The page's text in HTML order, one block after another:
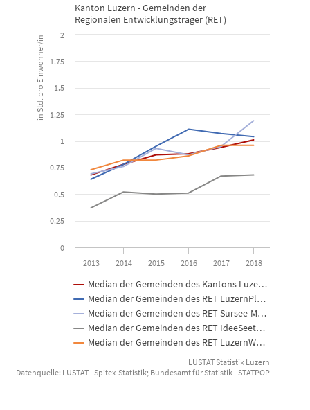
Spitexleistungsstunden seit 2013
Line chart with 5 lines.
Kanton Luzern - Gemeinden der Regionalen Entwicklungsträger
View as data table, Spitexleistungsstunden seit 2013
The chart has 1 X axis displaying categories.
The chart has 1 Y axis displaying in Std. pro Einwohner/in. Data
in Std. pro Einwohner/in
Kanton Luzern - Gemeinden der
Regionalen Entwicklungsträger (RET)
Median der Gemeinden des Kantons Luze…
Median der Gemeinden des RET LuzernPl…
Median der Gemeinden des RET Sursee-M…
Median der Gemeinden des RET IdeeSeet…
Median der Gemeinden des RET LuzernW…
2013 2014 2015 2016 2017 2018
0
0.25
0.5
0.75
1
1.25
1.5
1.75
2
LUSTAT Statistik Luzern
Datenquelle: LUSTAT - Spitex-Statistik; Bundesamt für Statistik - STATPOP